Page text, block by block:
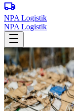
NPA Logistik
NPA Logistik